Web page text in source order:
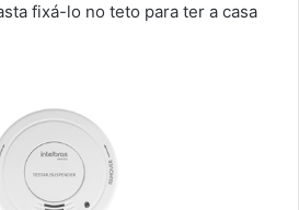
fixá-lo no teto para ter a casa